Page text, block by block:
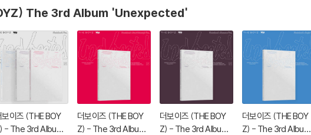
The 3rd Album 'Unexpected'
보이즈 (THE BOY
- The 3rd Album
더보이즈 (THE BOY
Z) - The 3rd Album
더보이즈 (THE BOY
Z) - The 3rd Album
더보이즈 (THE BOY
Z) - The 3rd Album